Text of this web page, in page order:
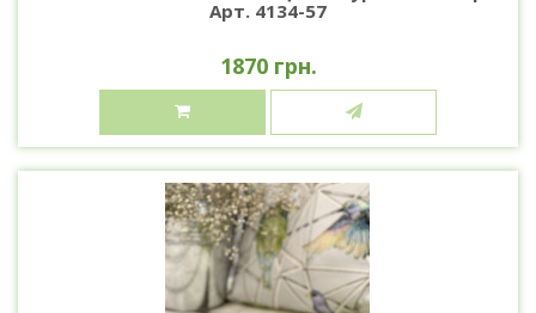
Арт. 4134-57
1870 грн.